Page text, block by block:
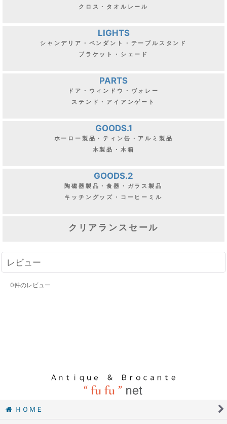
クロス・タオルレール
LIGHTS
シャンデリア・ペンダント・テーブルスタンド
ブラケット・シェード
PARTS
ドア・ウィンドウ・ヴォレー
ステンド・アイアンゲート
GOODS.1
ホーロー製品・ティン缶・アルミ製品
木製品・木箱
GOODS.2
陶磁器製品・食器・ガラス製品
キッチングッズ・コーヒーミル
クリアランスセール
レビュー
0件のレビュー
ＨＯＭＥ